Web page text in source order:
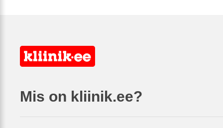
Mis on kliinik.ee?